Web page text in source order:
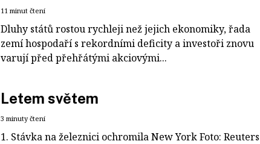
11 minut čtení
Dluhy států rostou rychleji než jejich ekonomiky, řada
zemí hospodaří s rekordními deficity a investoři znovu
varují před přehřátými akciovými...
Letem světem
3 minuty čtení
1. Stávka na železnici ochromila New York Foto: Reuters